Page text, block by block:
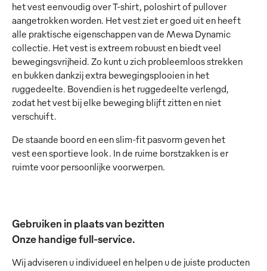
het vest eenvoudig over T-shirt, poloshirt of pullover
aangetrokken worden. Het vest ziet er goed uit en heeft
alle praktische eigenschappen van de Mewa Dynamic
collectie. Het vest is extreem robuust en biedt veel
bewegingsvrijheid. Zo kunt u zich probleemloos strekken
en bukken dankzij extra bewegingsplooien in het
ruggedeelte. Bovendien is het ruggedeelte verlengd,
zodat het vest bij elke beweging blijft zitten en niet
verschuift.
De staande boord en een slim-fit pasvorm geven het
vest een sportieve look. In de ruime borstzakken is er
ruimte voor persoonlijke voorwerpen.
Gebruiken in plaats van bezitten
Onze handige full-service.
Wij adviseren u individueel en helpen u de juiste producten